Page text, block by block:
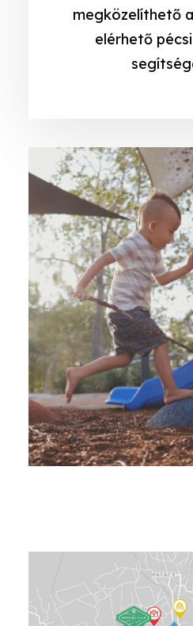
megközelíthető
elérhető